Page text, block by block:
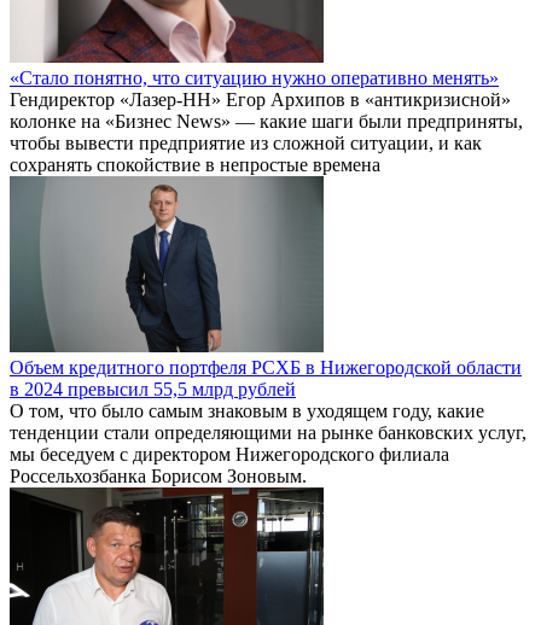
«Стало понятно, что ситуацию нужно оперативно менять»
Гендиректор «Лазер-НН» Егор Архипов в «антикризисной»
колонке на «Бизнес News» — какие шаги были предприняты,
чтобы вывести предприятие из сложной ситуации, и как
сохранять спокойствие в непростые времена
Объем кредитного портфеля РСХБ в Нижегородской области
в 2024 превысил 55,5 млрд рублей
О том, что было самым знаковым в уходящем году, какие
тенденции стали определяющими на рынке банковских услуг,
мы беседуем с директором Нижегородского филиала
Россельхозбанка Борисом Зоновым.